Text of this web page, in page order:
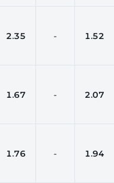
2.35 - 1.52
1.67 - 2.07
1.76 - 1.94